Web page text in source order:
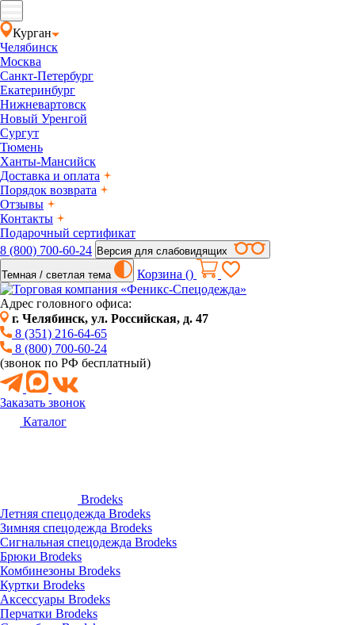
Курган
Челябинск
Москва
Санкт-Петербург
Екатеринбург
Нижневартовск
Новый Уренгой
Сургут
Тюмень
Ханты-Мансийск
Доставка и оплата
Порядок возврата
Отзывы
Контакты
Подарочный сертификат
8 (800) 700-60-24 Версия для слабовидящих
Темная / светлая тема
Корзина ()
Адрес головного офиса:
г. Челябинск, ул. Российская, д. 47
8 (351) 216-64-65
8 (800) 700-60-24
(звонок по РФ бесплатный)
Заказать звонок
Каталог
Brodeks
Летняя спецодежда Brodeks
Зимняя спецодежда Brodeks
Сигнальная спецодежда Brodeks
Брюки Brodeks
Комбинезоны Brodeks
Куртки Brodeks
Аксессуары Brodeks
Перчатки Brodeks